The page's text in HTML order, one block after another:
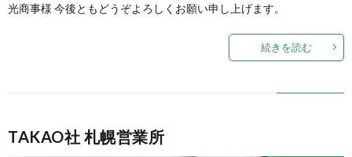
光商事様 今後ともどうぞよろしくお願い申し上げます。
続きを読む
TAKAO社 札幌営業所